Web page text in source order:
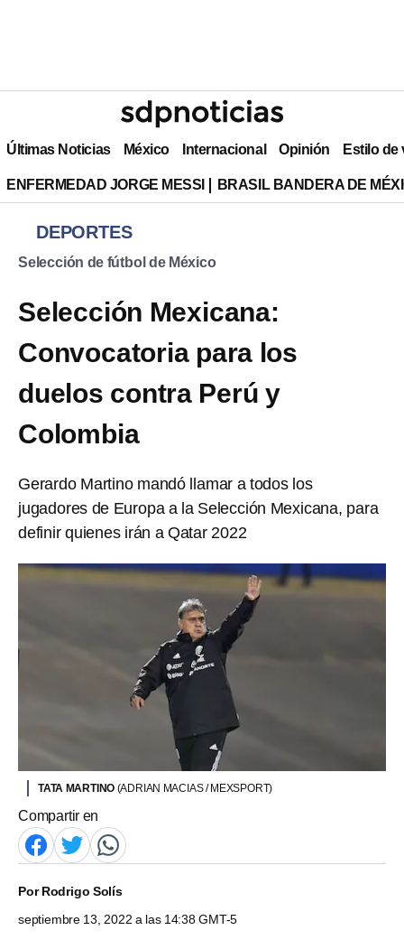
Últimas Noticias México Internacional Opinión Estilo de
ENFERMEDAD JORGE MESSI BRASIL BANDERA DE
DEPORTES
Selección de fútbol de México
Selección Mexicana:
Convocatoria para los
duelos contra Perú y
Colombia
Gerardo Martino mandó llamar a todos los
jugadores de Europa a la Selección Mexicana, para
definir quienes irán a Qatar 2022
TATA MARTINO (ADRIAN MACIAS / MEXSPORT)
Compartir en
PorRodrigo Solís
septiembre 13, 2022 a las 14:38 GMT-5